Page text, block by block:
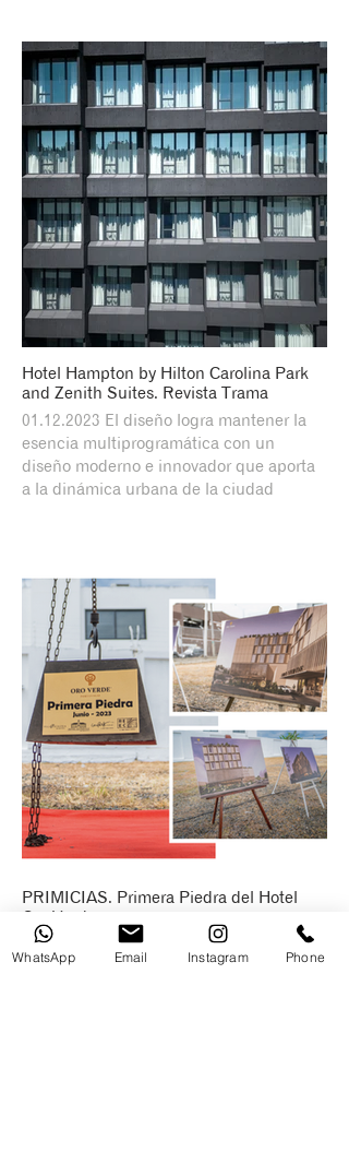
Hotel Hampton by Hilton Carolina Park
and Zenith Suites. Revista Trama
01.12.2023 El diseño logra mantener la
esencia multiprogramática con un
diseño moderno e innovador que aporta
a la dinámica urbana de la ciudad
PRIMICIAS. Primera Piedra del Hotel
Oro Verde
15.08.2023 Nuestra firma
CORREA+FATEHI-ODD+ es la
WhatsApp Email Instagram Phone